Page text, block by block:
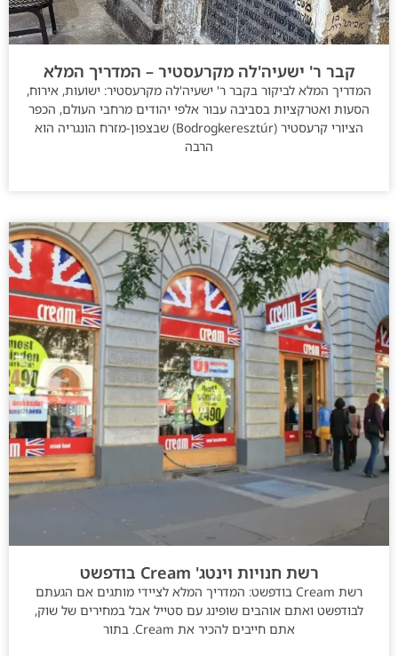
קבר ר' ישעיה'לה מקרעסטיר – המדריך המלא
המדריך המלא לביקור בקבר ר' ישעיה'לה מקרעסטיר: ישועות, אירוח,
הסעות ואטרקציות בסביבה עבור אלפי יהודים מרחבי העולם, הכפר
הציורי קרעסטיר (Bodrogkeresztúr) שבצפון-מזרח הונגריה הוא
הרבה
רשת חנויות וינטג' Cream בודפשט
רשת Cream בודפשט: המדריך המלא לציידי מותגים אם הגעתם
לבודפשט ואתם אוהבים שופינג עם סטייל אבל במחירים של שוק,
אתם חייבים להכיר את Cream. בתור